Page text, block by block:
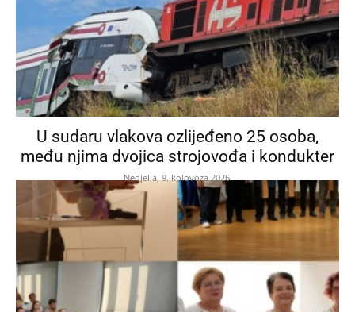
U sudaru vlakova ozlijeđeno 25 osoba,
među njima dvojica strojovođa i kondukter
Nedjelja, 9. kolovoza 2026.